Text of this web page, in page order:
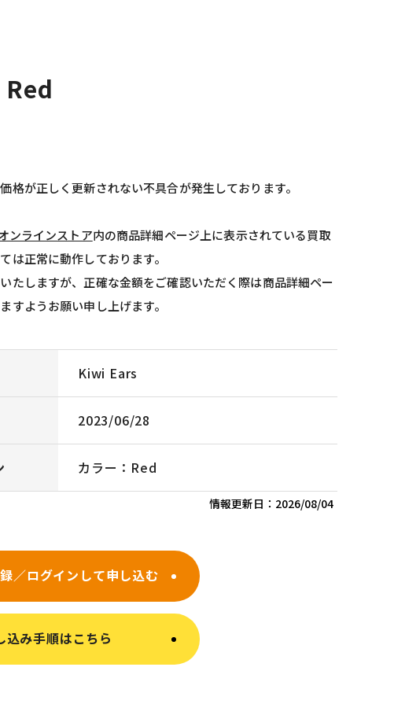
格が正しく更新されない不具合が発生しております。
ンラインストア内の商品詳細ページ上に表示されている買取
は正常に動作しております。
たしますが、正確な金額をご確認いただく際は商品詳細ペー
すようお願い申し上げます。
Kiwi Ears
2023/06/28
カラー：Red
情報更新日： 2026/08/04
／ログインして申し込む
込み手順はこちら